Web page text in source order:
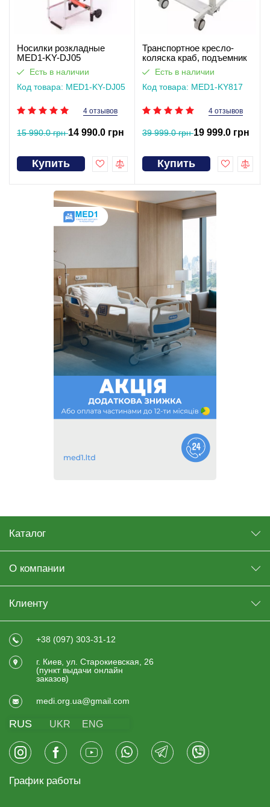
Носилки розкладные
MED1-KY-DJ05
Есть в наличии
Код товара: MED1-KY-DJ05
4 отзывов
15 990.0 грн14 990.0 грн
Купить
Транспортное кресло-
коляска краб, подъемник
для инвалидов с
регулировкой высоты
MED1-KY817
Есть в наличии
Код товара: MED1-KY817
4 отзывов
39 999.0 грн19 999.0 грн
Купить
Каталог
О компании
Клиенту
+38 (097) 303-31-12
г. Киев, ул. Старокиевская, 26
(пункт выдачи онлайн
заказов)
medi.org.ua@gmail.com
RUS UKR ENG
График работы